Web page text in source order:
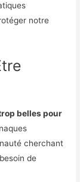
notre
belles pour
cherchant
de